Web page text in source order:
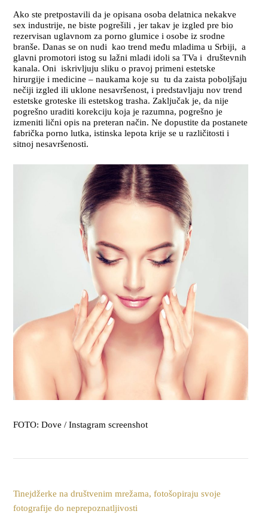
Ako ste pretpostavili da je opisana osoba delatnica nekakve
sex industrije, ne biste pogrešili , jer takav je izgled pre bio
rezervisan uglavnom za porno glumice i osobe iz srodne
branše. Danas se on nudi kao trend među mladima u Srbiji, a
glavni promotori istog su lažni mladi idoli sa TVa i društevnih
kanala. Oni iskrivljuju sliku o pravoj primeni estetske
hirurgije i medicine – naukama koje su tu da zaista poboljšaju
nečiji izgled ili uklone nesavršenost, i predstavljaju nov trend
estetske groteske ili estetskog trasha. Zaključak je, da nije
pogrešno uraditi korekciju koja je razumna, pogrešno je
izmeniti lični opis na preteran način. Ne dopustite da postanete
fabrička porno lutka, istinska lepota krije se u različitosti i
sitnoj nesavršenosti.
FOTO: Dove / Instagram screenshot
Tinejdžerke na društvenim mrežama, fotošopiraju svoje
fotografije do neprepoznatljivosti